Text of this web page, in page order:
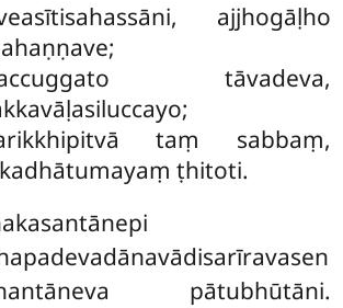
ajjhogāḷho
tāvadeva,
taṃ sabbaṃ,
ṭhitoti.
pātubhūtāni.